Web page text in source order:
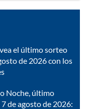
el último sorteo
de 2026 con los
Noche, último
de agosto de 2026: